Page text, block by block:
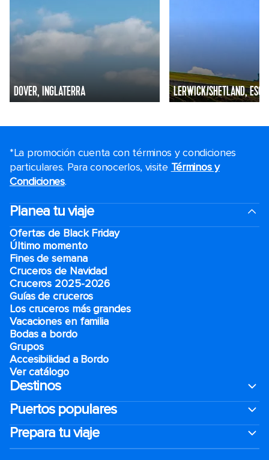
DOVER, INGLATERRA LERWICK/SHETLAND,
*La promoción cuenta con términos y condiciones
particulares. Para conocerlos, visite Términos y
Condiciones.
Planea tu viaje
Ofertas de Black Friday
Último momento
Fines de semana
Cruceros de Navidad
Cruceros 2025-2026
Guías de cruceros
Los cruceros más grandes
Vacaciones en familia
Bodas a bordo
Grupos
Accesibilidad a Bordo
Ver catálogo
Destinos
Puertos populares
Prepara tu viaje